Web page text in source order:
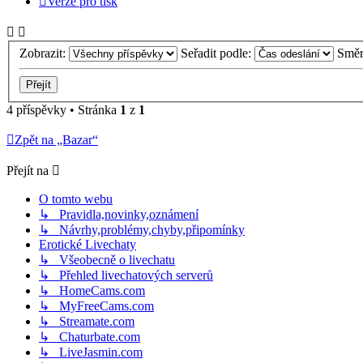
Zobrazit: Seřadit podle:
4 příspěvky • Stránka 1 z 1
Zpět na „Bazar“
Přejít na
O tomto webu
↳ Pravidla,novinky,oznámení
↳ Návrhy,problémy,chyby,připomínky
Erotické Livechaty
↳ Všeobecně o livechatu
↳ Přehled livechatových serverů
↳ HomeCams.com
↳ MyFreeCams.com
↳ Streamate.com
↳ Chaturbate.com
↳ LiveJasmin.com